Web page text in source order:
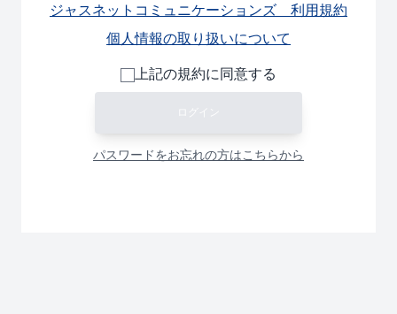
ジャスネットコミュニケーションズ 利用規約
個人情報の取り扱いについて
上記の規約に同意する
ログイン
パスワードをお忘れの方はこちらから